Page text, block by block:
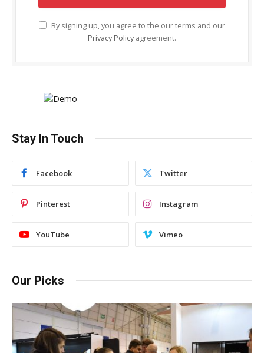
By signing up, you agree to the our terms and our
Privacy Policy agreement.
Stay In Touch
Facebook Twitter
Pinterest Instagram
YouTube Vimeo
Our Picks